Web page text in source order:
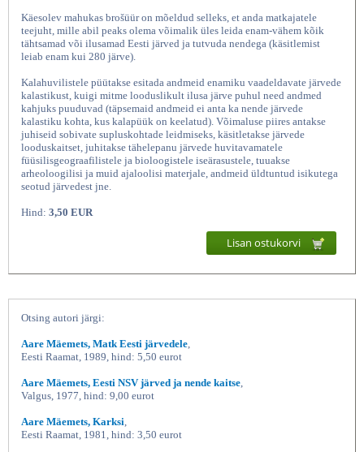
Käesolev mahukas brošüür on mõeldud selleks, et anda matkajatele
teejuht, mille abil peaks olema võimalik üles leida enam-vähem kõik
tähtsamad või ilusamad Eesti järved ja tutvuda nendega (käsitlemist
leiab enam kui 280 järve).
Kalahuvilistele püütakse esitada andmeid enamiku vaadeldavate järvede
kalastikust, kuigi mitme looduslikult ilusa järve puhul need andmed
kahjuks puuduvad (täpsemaid andmeid ei anta ka nende järvede
kalastiku kohta, kus kalapüük on keelatud). Võimaluse piires antakse
juhiseid sobivate supluskohtade leidmiseks, käsitletakse järvede
looduskaitset, juhitakse tähelepanu järvede huvitavamatele
füüsilisgeograafilistele ja bioloogistele iseärasustele, tuuakse
arheoloogilisi ja muid ajaloolisi materjale, andmeid üldtuntud isikutega
seotud järvedest jne.
Hind: 3,50 EUR
Lisan ostukorvi
Otsing autori järgi:
Aare Mäemets, Matk Eesti järvedele
Eesti Raamat, 1989, hind: 5,50 eurot
Aare Mäemets, Eesti NSV järved ja nende kaitse
Valgus, 1977, hind: 9,00 eurot
Aare Mäemets, Karksi
Eesti Raamat, 1981, hind: 3,50 eurot